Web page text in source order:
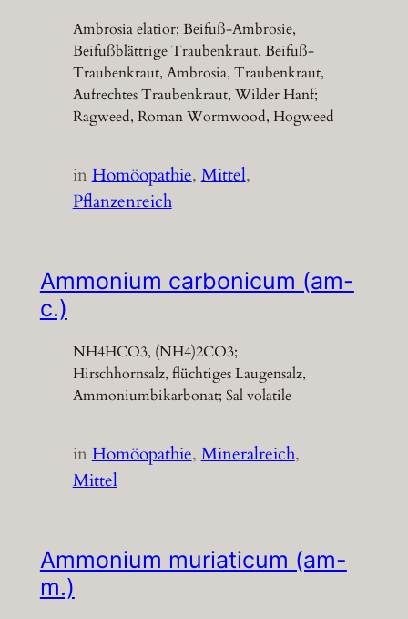
Ambrosia elatior; Beifuß-Ambrosie,
Beifußblättrige Traubenkraut, Beifuß-
Traubenkraut, Ambrosia, Traubenkraut,
Aufrechtes Traubenkraut, Wilder Hanf;
Ragweed, Roman Wormwood, Hogweed
inHomöopathie, Mittel
Pflanzenreich
Ammonium carbonicum (am-
c.)
NH4HCO3, (NH4)2CO3;
Hirschhornsalz, flüchtiges Laugensalz,
Ammoniumbikarbonat; Sal volatile
inHomöopathie, Mineralreich
Mittel
Ammonium muriaticum (am-
m.)